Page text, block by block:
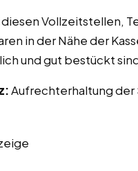
Vollzeitstellen,
in der Nähe der
und gut bestückt
Aufrechterhaltung der